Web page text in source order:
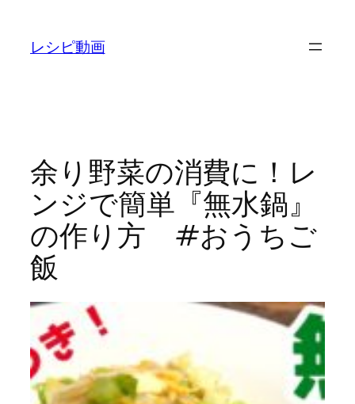
レシピ動画
余り野菜の消費に！レ
ンジで簡単『無水鍋』
の作り方 #おうちご
飯